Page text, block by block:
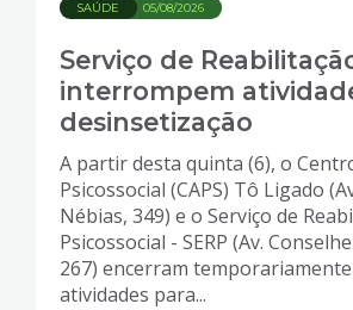
05/08/2026
SAÚDE
Serviço de
interrompem
desinsetização
A partir desta quinta (6), o
Psicossocial (CAPS) Tô Ligado
Nébias, 349) e o Serviço de
Psicossocial - SERP (Av.
267) encerram
atividades para...